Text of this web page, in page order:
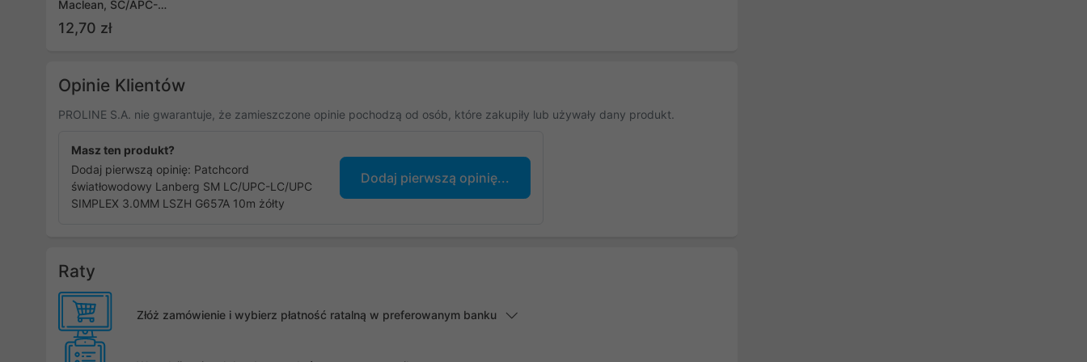
Maclean, SC/APC-
jednomodowy,
12,70 zł
Opinie Klientów
PROLINE S.A. nie gwarantuje, że zamieszczone opinie pochodzą od osób, które zakupiły lub używały dany produkt.
Masz ten produkt?
Dodaj pierwszą opinię: Patchcord
światłowodowy Lanberg SM LC/UPC-LC/UPC
SIMPLEX 3.0MM LSZH G657A 10m żółty
Dodaj pierwszą opinię...
Raty
Złóż zamówienie i wybierz płatność ratalną w preferowanym banku